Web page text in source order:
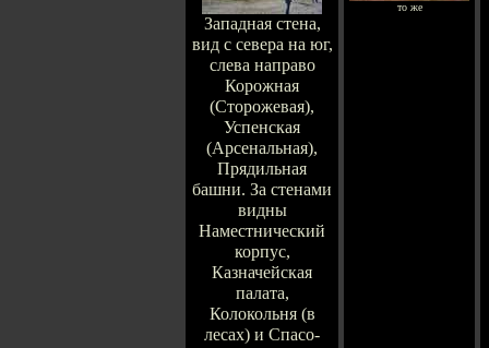
Западная стена,
вид с севера на юг,
слева направо
Корожная
(Сторожевая),
Успенская
(Арсенальная),
Прядильная
башни. За стенами
видны
Наместнический
корпус,
Казначейская
палата,
Колокольня (в
лесах) и Спасо-
то же